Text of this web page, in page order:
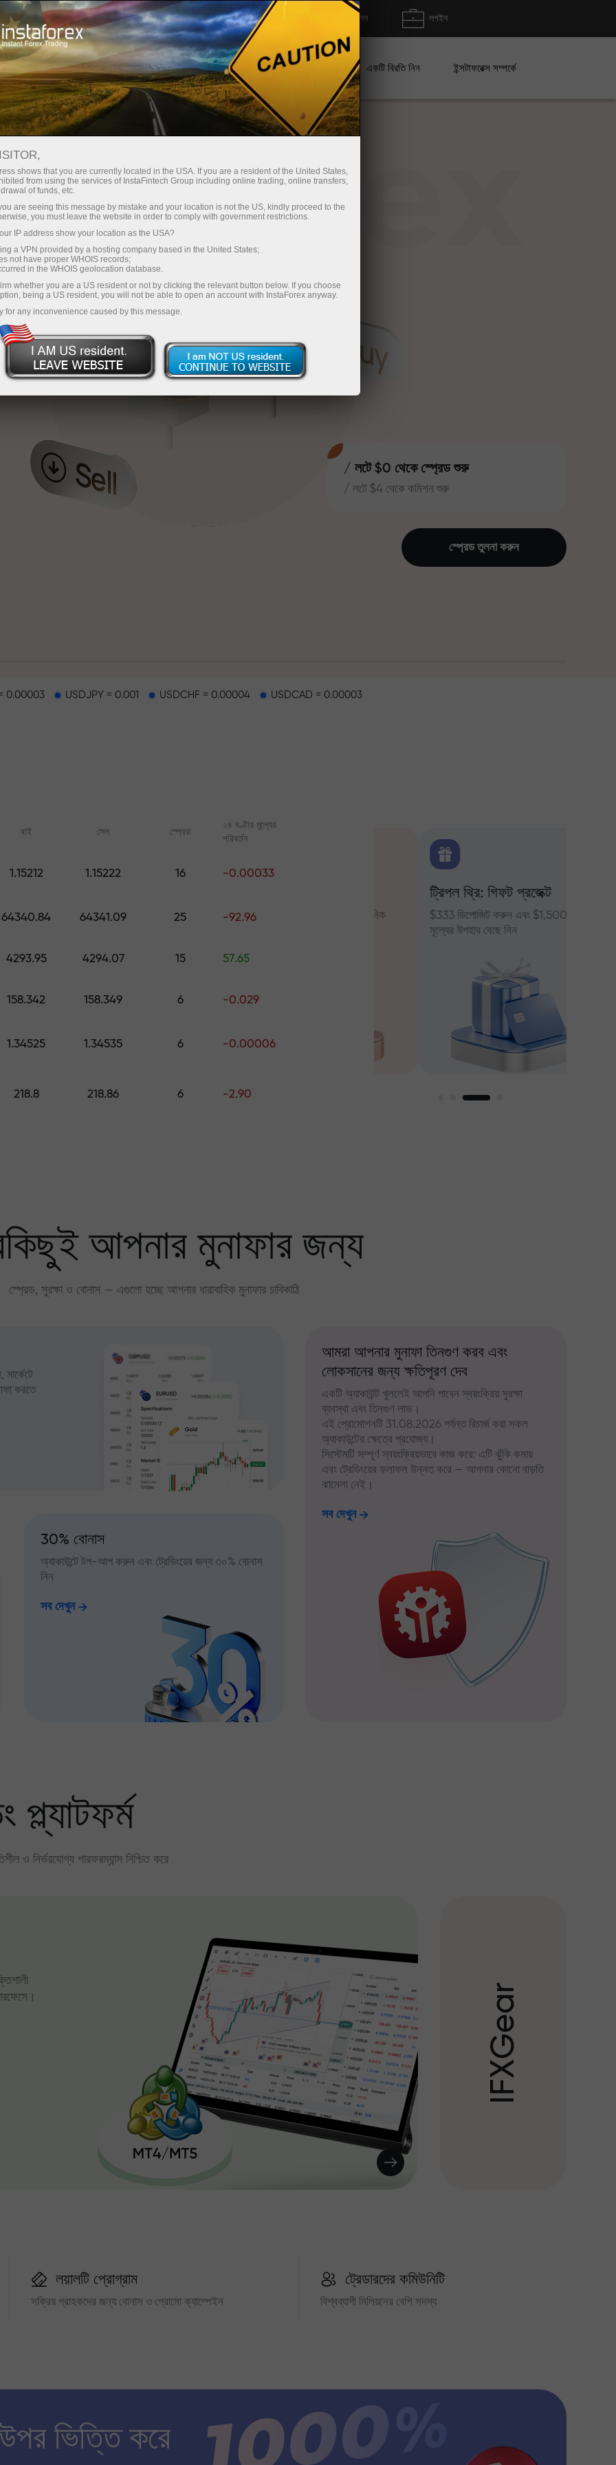
তাৎক্ষণিক অ্যাকাউন্ট খোলা ট্রেডিং প্ল্যাটফর্ম জমা/উত্তোলন লগইন
বিনিয়োগকারীদের জন্য অংশীদারদের জন্য ক্যাম্পেইন একটি বিরতি নিন ইন্সটাফরেক্স সম্পর্কে
/ লটে $0 থেকে স্প্রেড শুরু
/ লটে $4 থেকে কমিশন শুরু
পাওয়া যায়
জ্যাকপট
— আমরা আপনার মুনাফার
সবচেয়ে বেশি গুণকের
স্প্রেড তুলনা করুন
0.00003 USDJPY = 0.001 USDCHF = 0.00004 USDCAD = 0.00003
বাই সেল স্প্রেড
২৪ ঘণ্টায় মূল্যের
পরিবর্তন
1.15212 1.15222 16 -0.00033
64340.84 64341.09 25 -92.96
4293.95 4294.07 15 57.65
158.342 158.349 6 -0.029
1.34525 1.34535 6 -0.00006
218.8 218.86 6 -2.90
শূন্য থেকে ট্রেডিং শিখুন — সব লেভেলের জন্য
ফরেক্স, ক্রিপ্টো ও ফিউচার্সের জন্য দৈনিক
ট্রিপল থ্রি: গিফট প্রজেক্ট
$333 ডিপোজিট করুন এবং $1,500 পর্যন্ত
মূল্যের উপহার বেছে নিন
আপনার মুনাফার জন্য
স্প্রেড, সুরক্ষা ও বোনাস — এগুলো হচ্ছে আপনার ধারাবাহিক মুনাফার চাবিকাঠি
করতে
30% বোনাস
অ্যাকাউন্টে টপ-আপ করুন এবং ট্রেডিংয়ের জন্য ৩০% বোনাস
নিন
সব দেখুন
আমরা আপনার মুনাফা তিনগুণ করব এবং
লোকসানের জন্য ক্ষতিপূরণ দেব
একটি অ্যাকাউন্ট খুললেই আপনি পাবেন স্বয়ংক্রিয় সুরক্ষা
ব্যবস্থা এবং তিনগুণ লাভ।
এই প্রোমোশনটি 31.08.2026 পর্যন্ত রিচার্জ করা সকল
অ্যাকাউন্টের ক্ষেত্রে প্রযোজ্য।
সিস্টেমটি সম্পূর্ণ স্বয়ংক্রিয়ভাবে কাজ করে: এটি ঝুঁকি কমায়
এবং ট্রেডিংয়ের ফলাফল উন্নত করে — আপনার কোনো বাড়তি
ঝামেলা নেই।
সব দেখুন
ও নির্ভরযোগ্য পারফরম্যান্স নিশ্চিত করে
I
F
X
G
e
a
r
লয়ালটি প্রোগ্রাম
সক্রিয় গ্রাহকদের জন্য বোনাস ও প্রোমো ক্যাম্পেইন
ট্রেডারদের কমিউনিটি
বিশ্বব্যাপী মিলিয়নের বেশি সদস্য
ভিত্তি করে
shows that you are currently located in the USA. If you are a resident of the United States,
from using the services of InstaFintech Group including online trading, online transfers,
of funds, etc.
are seeing this message by mistake and your location is not the US, kindly proceed to the
you must leave the website in order to comply with government restrictions.
IP address show your location as the USA?
a VPN provided by a hosting company based in the United States;
not have proper WHOIS records;
in the WHOIS geolocation database.
whether you are a US resident or not by clicking the relevant button below. If you choose
being a US resident, you will not be able to open an account with InstaForex anyway.
for any inconvenience caused by this message.